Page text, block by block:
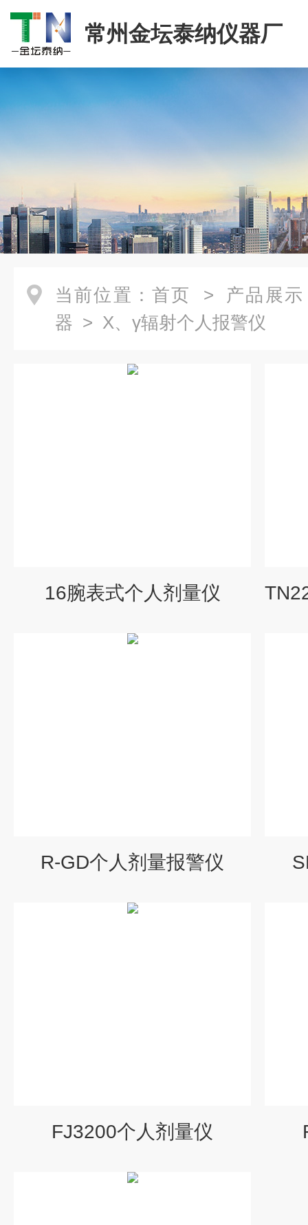
常州金坛泰纳仪器厂
当前位置： 首页 > 产品展示
器 > X、γ辐射个人报警仪
16腕表式个人剂量仪
R-GD个人剂量报警仪
FJ3200个人剂量仪